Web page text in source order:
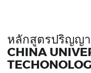
หลักสูตรปริญญา
CHINA